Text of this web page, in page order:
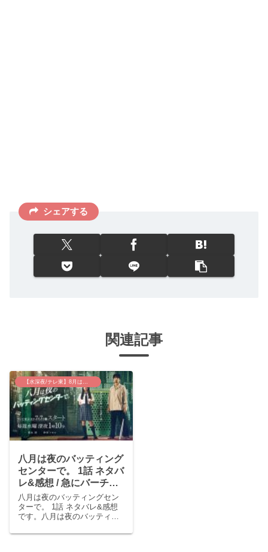
シェアする
関連記事
八月は夜のバッティング
センターで。 1話 ネタバ
レ&感想 / 急にバーチャ
ルトリップしてお悩み解
決！
八月は夜のバッティングセン
ターで。 1話 ネタバレ&感想
です。八月は夜のバッティン
伯父のバッティングセンター